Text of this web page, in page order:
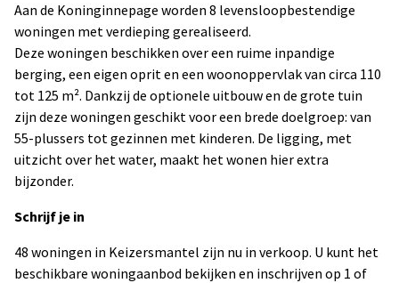
Aan de Koninginnepage worden 8 levensloopbestendige
woningen met verdieping gerealiseerd.
Deze woningen beschikken over een ruime inpandige
berging, een eigen oprit en een woonoppervlak van circa 110
tot 125 m². Dankzij de optionele uitbouw en de grote tuin
zijn deze woningen geschikt voor een brede doelgroep: van
55-plussers tot gezinnen met kinderen. De ligging, met
uitzicht over het water, maakt het wonen hier extra
bijzonder.
Schrijf je in
48 woningen in Keizersmantel zijn nu in verkoop. U kunt het
beschikbare woningaanbod bekijken en inschrijven op 1 of